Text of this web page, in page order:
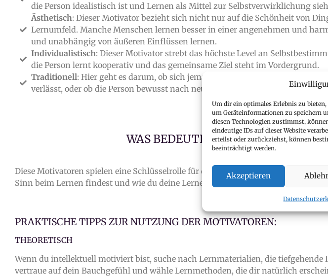
Um dir ein optimales Erlebnis zu
um Geräteinformationen zu speichern
diesen Technologien zustimmst,
eindeutige IDs auf dieser Website
erteilst oder zurückziehst, können
beeinträchtigt werden.
Akzeptieren
die Person idealistisch ist und Lernen als Mittel zur Selbstverwirklichung
Ästhetisch: Dieser Motivator bezieht sich nicht nur auf die Schönheit von
Lernumfeld. Manche Menschen lernen besser in einer angenehmen und
und unabhängig von äußeren Einflüssen lernen.
Individualistisch: Dieser Motivator strebt das höchste Level an
die Person lernt kooperativ und das gemeinsame Ziel steht im Vordergrund.
Traditionell: Hier geht es darum, ob sich jemand an bewährten Prinzipien
verlässt, oder ob die Person bewusst nach neuen Lernmethoden sucht.
WAS BEDEUTEN DIE MOTIVATOREN
Diese Motivatoren spielen eine Schlüsselrolle für die Zufriedenheit und das
Sinn beim Lernen findest und wie du deine Lernerfahrungen optimal gestalten
PRAKTISCHE TIPPS ZUR NUTZUNG DER MOTIVATOREN:
THEORETISCH
Wenn du intellektuell motiviert bist, suche nach Lernmaterialien, die
vertraue auf dein Bauchgefühl und wähle Lernmethoden, die dir natürlich